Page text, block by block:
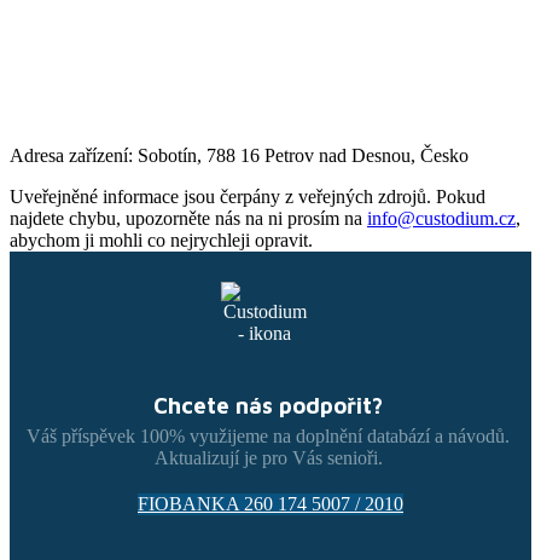
Adresa zařízení: Sobotín, 788 16 Petrov nad Desnou, Česko
Uveřejněné informace jsou čerpány z veřejných zdrojů. Pokud
najdete chybu, upozorněte nás na ni prosím na info@custodium.cz,
abychom ji mohli co nejrychleji opravit.
Chcete nás podpořit?
Váš příspěvek 100% využijeme na doplnění databází a návodů.
Aktualizují je pro Vás senioři.
FIOBANKA 260 174 5007 / 2010